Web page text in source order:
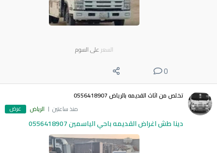
السعر على السوم
0
تخلص من اثاث القديمه بالرياض 0556418907
منذ ساعتين
الرياض عرض
دينا طش اغراض القديمه باحي الياسمين 0556418907